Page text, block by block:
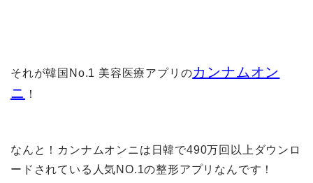
それが韓国No.1 美容医療アプリのカンナムオン
ニ ！
なんと！カンナムオンニは日韓で490万回以上ダウンロ
ードされている人気NO.1の整形アプリなんです！